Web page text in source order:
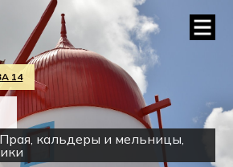
14
кальдеры и мельницы,